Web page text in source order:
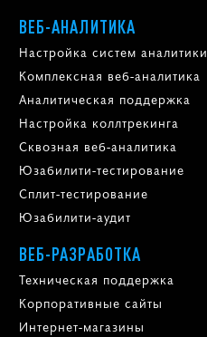
ВЕБ-АНАЛИТИКА
Настройка систем аналитики
Комплексная веб-аналитика
Аналитическая поддержка
Настройка коллтрекинга
Сквозная веб-аналитика
Юзабилити-тестирование
Сплит-тестирование
Юзабилити-аудит
ВЕБ-РАЗРАБОТКА
Техническая поддержка
Корпоративные сайты
Интернет-магазины